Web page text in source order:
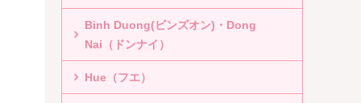
Binh Duong(ビンズオン)・Dong
Nai（ドンナイ）
Hue（フエ）